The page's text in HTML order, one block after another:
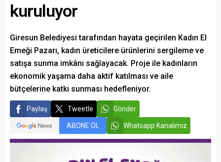
kuruluyor
Giresun Belediyesi tarafından hayata geçirilen Kadın El
Emeği Pazarı, kadın üreticilere ürünlerini sergileme ve
satışa sunma imkânı sağlayacak. Proje ile kadınların
ekonomik yaşama daha aktif katılması ve aile
bütçelerine katkı sunması hedefleniyor.
Paylaş Tweetle Gönder
ABONE OL Whatsapp Kanalımız